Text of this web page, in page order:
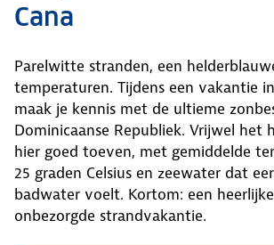
Cana
Parelwitte stranden, een
temperaturen. Tijdens een vakantie
maak je kennis met de ultieme
Dominicaanse Republiek. Vrijwel het
hier goed toeven, met gemiddelde
25 graden Celsius en zeewater dat
badwater voelt. Kortom: een
onbezorgde strandvakantie.